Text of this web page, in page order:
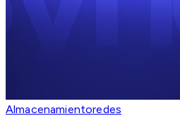
Almacenamientoredes